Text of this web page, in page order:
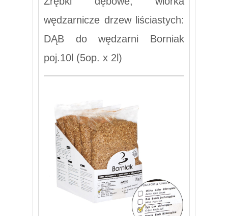
wędzarnicze drzew liściastych:
DĄB do wędzarni Borniak
poj.10l (5op. x 2l)